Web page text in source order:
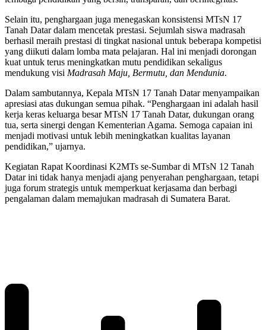
Selain itu, penghargaan juga menegaskan konsistensi MTsN 17
Tanah Datar dalam mencetak prestasi. Sejumlah siswa madrasah
berhasil meraih prestasi di tingkat nasional untuk beberapa kompetisi
yang diikuti dalam lomba mata pelajaran. Hal ini menjadi dorongan
kuat untuk terus meningkatkan mutu pendidikan sekaligus
mendukung visi Madrasah Maju, Bermutu, dan Mendunia.
Dalam sambutannya, Kepala MTsN 17 Tanah Datar menyampaikan
apresiasi atas dukungan semua pihak. “Penghargaan ini adalah hasil
kerja keras keluarga besar MTsN 17 Tanah Datar, dukungan orang
tua, serta sinergi dengan Kementerian Agama. Semoga capaian ini
menjadi motivasi untuk lebih meningkatkan kualitas layanan
pendidikan,” ujarnya.
Kegiatan Rapat Koordinasi K2MTs se-Sumbar di MTsN 12 Tanah
Datar ini tidak hanya menjadi ajang penyerahan penghargaan, tetapi
juga forum strategis untuk memperkuat kerjasama dan berbagi
pengalaman dalam memajukan madrasah di Sumatera Barat.